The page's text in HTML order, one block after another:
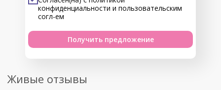
конфиденциальности и пользовательским
согл-ем
Получить предложение
Живые отзывы